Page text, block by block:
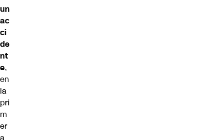
un
ac
ci
de
nt
e,
en
la
pri
m
er
a